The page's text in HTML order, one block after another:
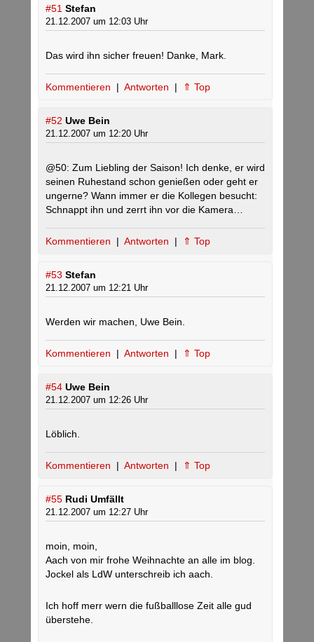
#51 Stefan
21.12.2007 um 12:03 Uhr
Das wird ihn sicher freuen! Danke, Mark.
Kommentieren | Antworten | ⇑ Top
#52 Uwe Bein
21.12.2007 um 12:20 Uhr
@50: Zum Liebling der Saison! Ich denke, er wird
seinen Ruhestand schon genießen oder geht er
ungerne? Wann immer er die Kollegen besucht:
Schnappt ihn und zerrt ihn vor die Kamera…
Kommentieren | Antworten | ⇑ Top
#53 Stefan
21.12.2007 um 12:21 Uhr
Werden wir machen, Uwe Bein.
Kommentieren | Antworten | ⇑ Top
#54 Uwe Bein
21.12.2007 um 12:26 Uhr
Löblich.
Kommentieren | Antworten | ⇑ Top
#55 Rudi Umfällt
21.12.2007 um 12:27 Uhr
moin, moin,
Aach von mir frohe Weihnachte an alle im blog.
Jockel als LdW unterschreib ich aach.
Ich hoff merr wern die fußballlose Zeit alle gud
überstehe.